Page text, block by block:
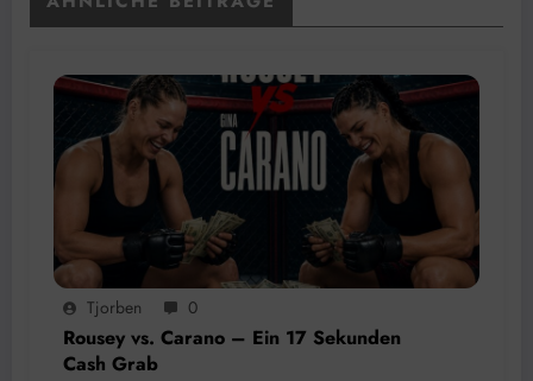
Tjorben 0
Rousey vs. Carano – Ein 17 Sekunden
Cash Grab